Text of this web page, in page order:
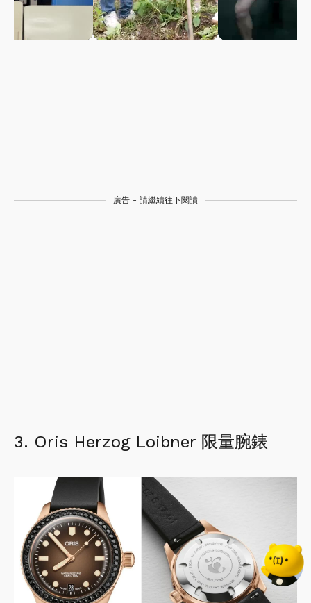
廣告 - 請繼續往下閱讀
3. Oris Herzog Loibner 限量腕錶